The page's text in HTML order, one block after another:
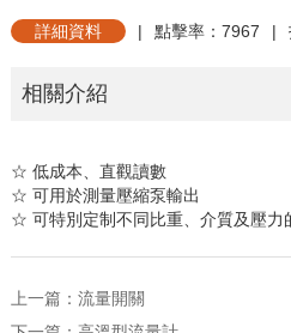
詳細資料 | 點擊率：7967 |
相關介紹
☆ 低成本、直觀讀數
☆ 可用於測量壓縮泵輸出
☆ 可特別定制不同比重、介質及壓力
上一篇： 流量開關